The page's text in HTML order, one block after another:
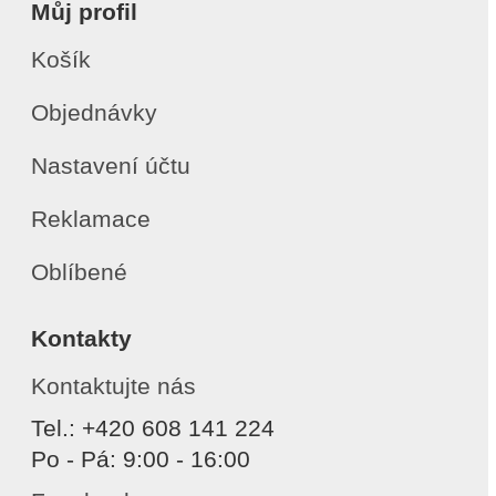
Můj profil
Košík
Objednávky
Nastavení účtu
Reklamace
Oblíbené
Kontakty
Kontaktujte nás
Tel.: +420 608 141 224
Po - Pá: 9:00 - 16:00